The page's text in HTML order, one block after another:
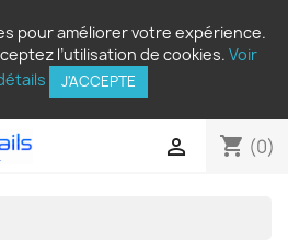
pour améliorer votre expérience.
l’utilisation de cookies. Voir
J'ACCEPTE
shopping_cart (0)
